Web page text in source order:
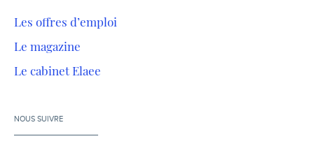
Les offres d’emploi
Le magazine
Le cabinet Elaee
NOUS SUIVRE